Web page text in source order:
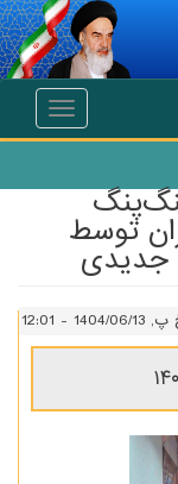
Toggle
توسط
جدیدی
- 12:01